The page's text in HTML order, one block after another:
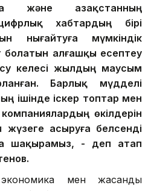
және Қазақстанның
хабтардың бірі
нығайтуға мүмкіндік
болатын алғашқы есептеу
келесі жылдың маусым
Барлық мүдделі
ішінде іскер топтар мен
өкілдерін
асыруға белсенді
шақырамыз, - деп атап
экономика мен жасанды